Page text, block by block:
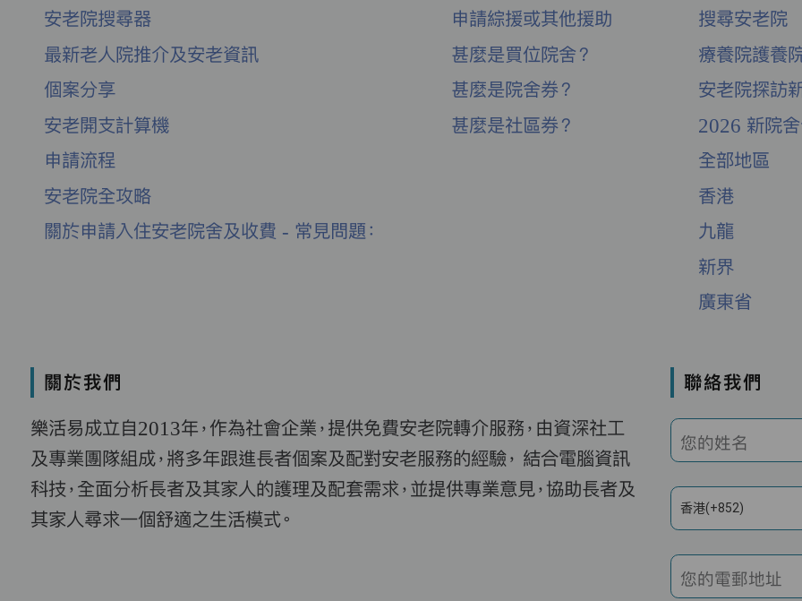
安老院搜尋器
最新老人院推介及安老資訊
個案分享
安老開支計算機
申請流程
安老院全攻略
關於申請入住安老院舍及收費 - 常見問題：
申請綜援或其他援助
甚麼是買位院舍？
甚麼是院舍券？
甚麼是社區券？
搜尋安老院
療養院護養
安老院探訪
2026 新院
全部地區
香港
九龍
新界
廣東省
關於我們
樂活易成立自2013年，作為社會企業，提供免費安老院轉介服務，由資深社工
及專業團隊組成，將多年跟進長者個案及配對安老服務的經驗， 結合電腦資訊
科技，全面分析長者及其家人的護理及配套需求，並提供專業意見，協助長者及
其家人尋求一個舒適之生活模式。
聯絡我們
您的姓名
香港(+852)
您的電郵地址